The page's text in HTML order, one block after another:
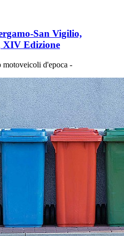
San Vigilio,
XIV Edizione
motoveicoli d'epoca -